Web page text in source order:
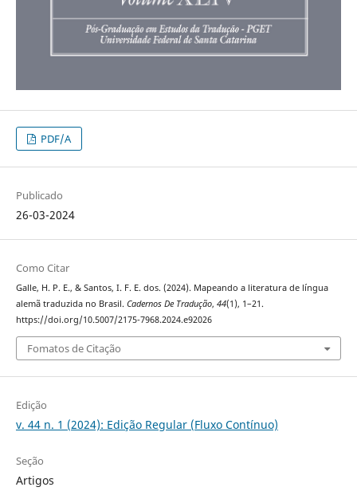
PDF/A
Publicado
26-03-2024
Como Citar
Galle, H. P. E., & Santos, I. F. E. dos. (2024). Mapeando a literatura de língua
alemã traduzida no Brasil. Cadernos De Tradução, 44(1), 1–21.
https://doi.org/10.5007/2175-7968.2024.e92026
Fomatos de Citação
Edição
v. 44 n. 1 (2024): Edição Regular (Fluxo Contínuo)
Seção
Artigos